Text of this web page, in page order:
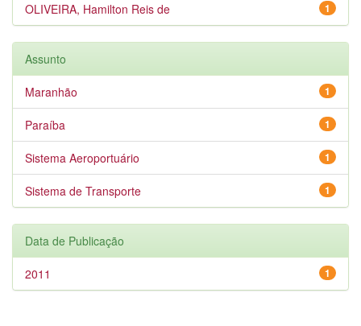
1
OLIVEIRA, Hamilton Reis de
Assunto
1
Maranhão
1
Paraíba
1
Sistema Aeroportuário
1
Sistema de Transporte
Data de Publicação
1
2011